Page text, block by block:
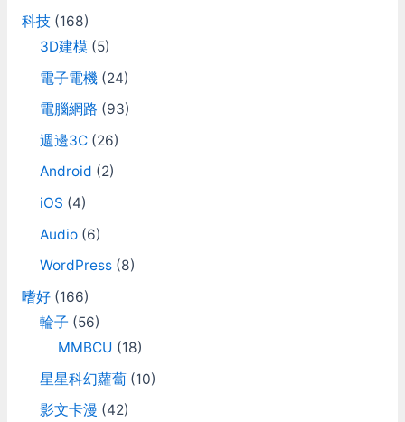
科技(168)
3D建模 (5)
電子電機(24)
電腦網路 (93)
週邊3C(26)
Android (2)
iOS (4)
Audio(6)
WordPress(8)
嗜好(166)
輪子 (56)
MMBCU (18)
星星科幻蘿蔔(10)
影文卡漫 (42)